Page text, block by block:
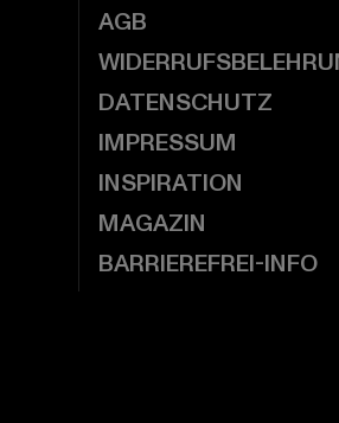
AGB
DATENSCHUTZ
IMPRESSUM
INSPIRATION
MAGAZIN
BARRIEREFREI-INFO